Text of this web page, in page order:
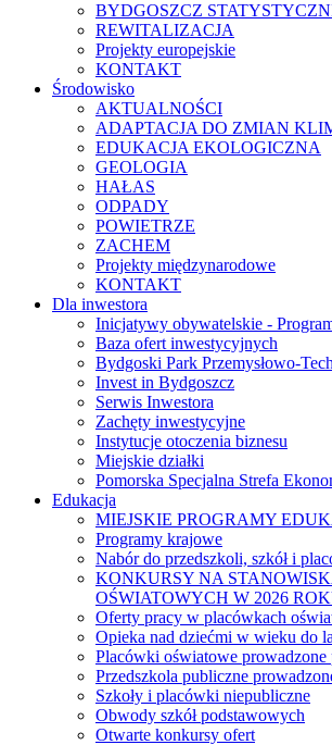
BYDGOSZCZ
REWITALIZACJA
Projekty europejskie
KONTAKT
Środowisko
AKTUALNOŚCI
ADAPTACJA DO ZMIAN
EDUKACJA EKOLOGICZNA
GEOLOGIA
HAŁAS
ODPADY
POWIETRZE
ZACHEM
Projekty międzynarodowe
KONTAKT
Dla inwestora
Inicjatywy obywatelskie -
Baza ofert inwestycyjnych
Bydgoski Park Przemysłowo-
Invest in Bydgoszcz
Serwis Inwestora
Zachęty inwestycyjne
Instytucje otoczenia biznesu
Miejskie działki
Pomorska Specjalna Strefa
Edukacja
MIEJSKIE PROGRAMY
Programy krajowe
Nabór do przedszkoli, szkół i
KONKURSY NA
OŚWIATOWYCH W 2026
Oferty pracy w placówkach
Opieka nad dziećmi w wieku do
Placówki oświatowe prowadzone
Przedszkola publiczne
Szkoły i placówki niepubliczne
Obwody szkół podstawowych
Otwarte konkursy ofert